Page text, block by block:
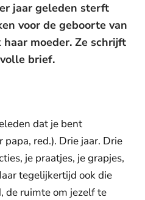
jaar geleden sterft
voor de geboorte van
moeder. Ze schrijft
brief.
dat je bent
red.). Drie jaar. Drie
je praatjes, je grapjes,
tegelijkertijd ook die
de ruimte om jezelf te